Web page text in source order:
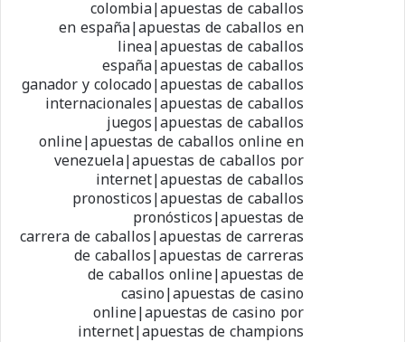
colombia|apuestas de caballos
en españa|apuestas de caballos en
linea|apuestas de caballos
españa|apuestas de caballos
ganador y colocado|apuestas de caballos
internacionales|apuestas de caballos
juegos|apuestas de caballos
online|apuestas de caballos online en
venezuela|apuestas de caballos por
internet|apuestas de caballos
pronosticos|apuestas de caballos
pronósticos|apuestas de
carrera de caballos|apuestas de carreras
de caballos|apuestas de carreras
de caballos online|apuestas de
casino|apuestas de casino
online|apuestas de casino por
internet|apuestas de champions